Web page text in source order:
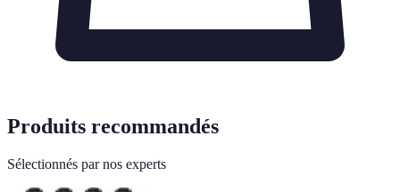
Produits recommandés
Sélectionnés par nos experts